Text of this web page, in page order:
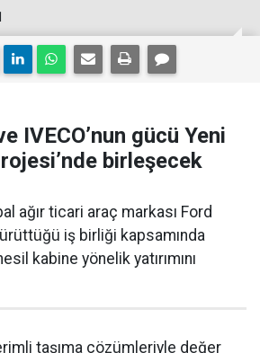
IVECO’nun gücü Yeni
birleşecek
ağır ticari araç markası Ford
iş birliği kapsamında
kabine yönelik yatırımını
taşıma çözümleriyle değer